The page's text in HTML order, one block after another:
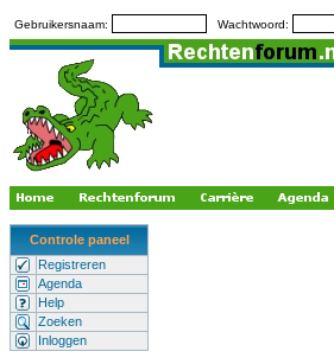
Gebruikersnaam: Wachtwoord:
Controle paneel
Registreren
Agenda
Help
Zoeken
Inloggen